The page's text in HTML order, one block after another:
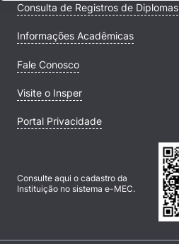
Consulta de Registros de Diplomas
Informações Acadêmicas
Fale Conosco
Visite o Insper
Portal Privacidade
Consulte aqui o cadastro da
Instituição no sistema e-MEC.